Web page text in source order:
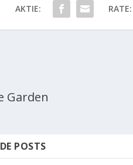
AKTIE: RATE:
Garden
POSTS